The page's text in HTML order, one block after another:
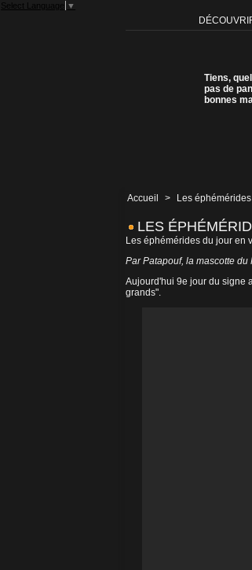
Select Language ▼
Tiens,
pas de
bonnes
Accueil > Les
LES
Les éphémérides du jour en
Par Patapouf, la mascotte
Aujourd'hui 9e jour du signe
grands".